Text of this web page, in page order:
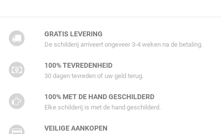
GRATIS LEVERING
De schilderij arriveert ongeveer 3-4 weken na de betaling.
100% TEVREDENHEID
30 dagen tevreden of uw geld terug.
100% MET DE HAND GESCHILDERD
Elke schilderij is met de hand geschilderd.
VEILIGE AANKOPEN